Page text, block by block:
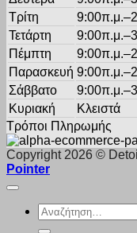
Τρίτη
Τετάρτη
Πέμπτη
Παρασκευή
Σάββατο
Κυριακή
Κλειστά
Τρόποι Πληρωμής
Copyright 2026 ©
Pointer
Αναζήτηση
για: